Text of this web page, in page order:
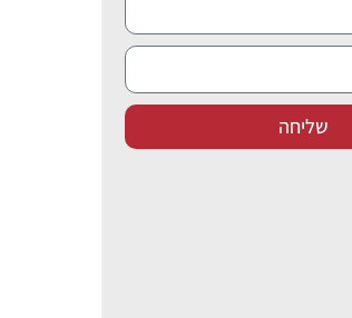
שליחה